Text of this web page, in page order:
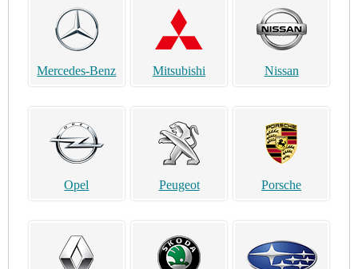
Mercedes-Benz Mitsubishi Nissan
Opel Peugeot Porsche